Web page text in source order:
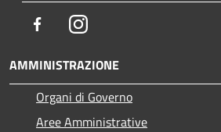
FacebookInstagram
AMMINISTRAZIONE
Organi di Governo
Aree Amministrative